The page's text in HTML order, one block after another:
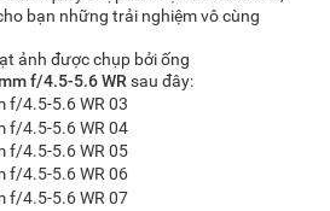
bạn những trải nghiệm vô cùng
ảnh được chụp bởi ống
f/4.5-5.6 WR sau đây: